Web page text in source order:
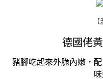
【
德國佬
豬腳吃起來外脆內嫩，